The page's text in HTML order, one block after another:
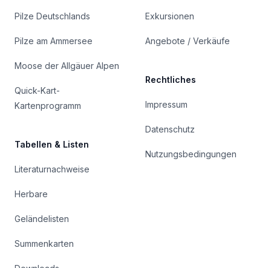
Pilze Deutschlands
Pilze am Ammersee
Moose der Allgäuer Alpen
Quick-Kart-
Kartenprogramm
Tabellen & Listen
Literaturnachweise
Herbare
Geländelisten
Summenkarten
Exkursionen
Angebote / Verkäufe
Rechtliches
Impressum
Datenschutz
Nutzungsbedingungen